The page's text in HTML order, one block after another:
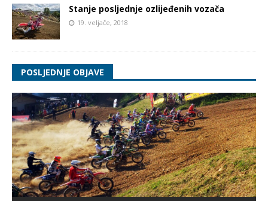
Stanje posljednje ozlijeđenih vozača
19. veljače, 2018
POSLJEDNJE OBJAVE